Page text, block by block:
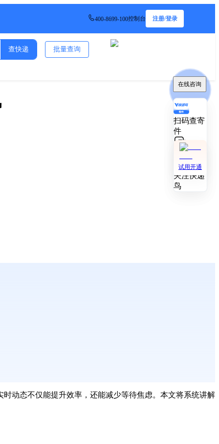
在线咨询
扫码查寄
件
技术对接
关注快递
鸟
试用开通
400-8699-100控制台 注册/登录
查快递 批量查询
动态不仅能提升效率，还能减少等待焦虑。本文将系统讲解
在线咨询
扫码查寄
件
技术对接
关注快递
鸟
试用开通